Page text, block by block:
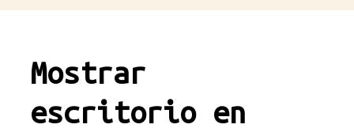
Mostrar
escritorio en